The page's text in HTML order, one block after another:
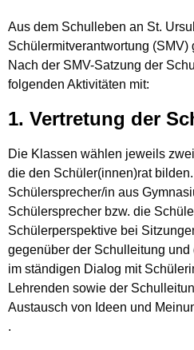
Aus dem Schulleben an St.
Schülermitverantwortung (SMV)
Nach der SMV-Satzung der
folgenden Aktivitäten mit:
1. Vertretung der
Die Klassen wählen jeweils
die den Schüler(innen)rat
Schülersprecher/in aus
Schülersprecher bzw. die
Schülerperspektive bei
gegenüber der Schulleitung
im ständigen Dialog mit
Lehrenden sowie der
Austausch von Ideen und
.